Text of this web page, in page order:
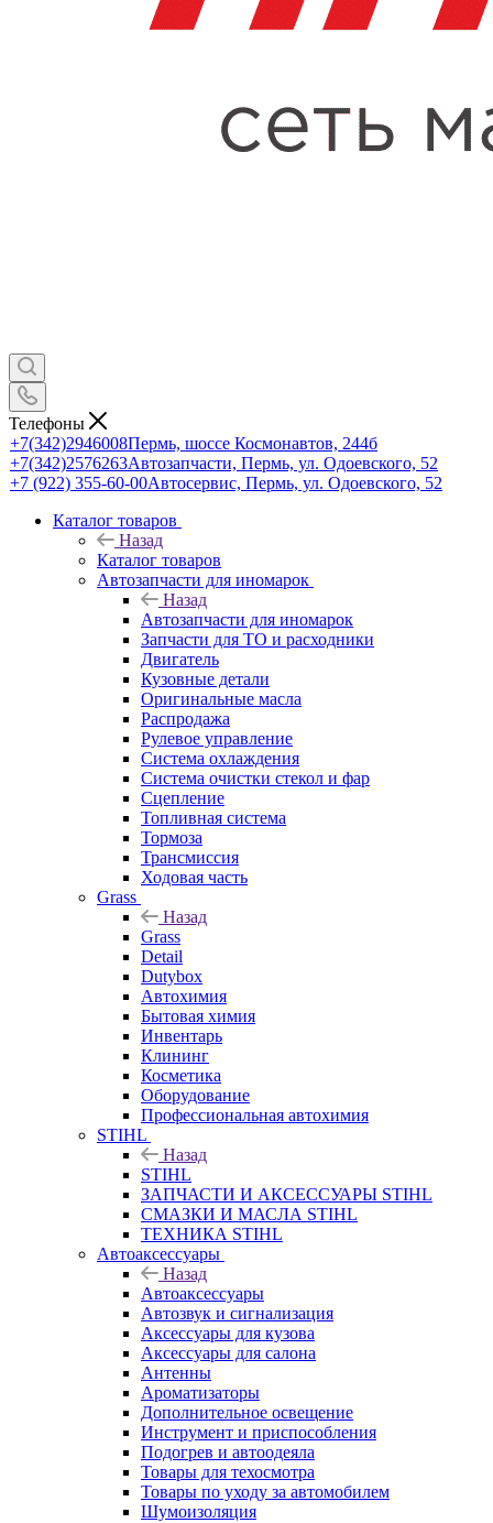
Телефоны
+7(342)2946008Пермь, шоссе Космонавтов, 244б
+7(342)2576263Автозапчасти, Пермь, ул. Одоевского, 52
+7 (922) 355-60-00Автосервис, Пермь, ул. Одоевского, 52
Каталог товаров
Назад
Каталог товаров
Автозапчасти для иномарок
Назад
Автозапчасти для иномарок
Запчасти для ТО и расходники
Двигатель
Кузовные детали
Оригинальные масла
Распродажа
Рулевое управление
Система охлаждения
Система очистки стекол и фар
Сцепление
Топливная система
Тормоза
Трансмиссия
Ходовая часть
Grass
Назад
Grass
Detail
Dutybox
Автохимия
Бытовая химия
Инвентарь
Клининг
Косметика
Оборудование
Профессиональная автохимия
STIHL
Назад
STIHL
ЗАПЧАСТИ И АКСЕССУАРЫ STIHL
СМАЗКИ И МАСЛА STIHL
ТЕХНИКА STIHL
Автоаксессуары
Назад
Автоаксессуары
Автозвук и сигнализация
Аксессуары для кузова
Аксессуары для салона
Антенны
Ароматизаторы
Дополнительное освещение
Инструмент и приспособления
Подогрев и автоодеяла
Товары для техосмотра
Товары по уходу за автомобилем
Шумоизоляция